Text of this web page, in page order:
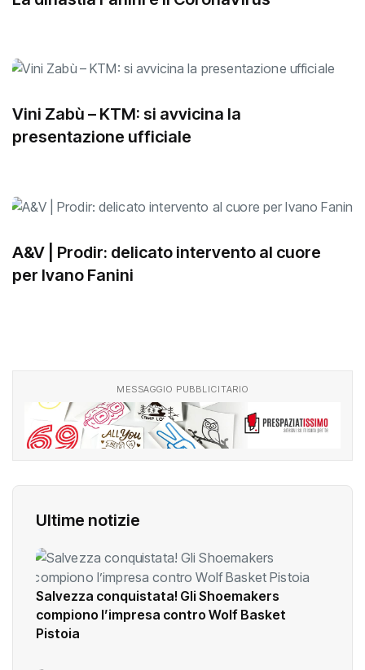
Vini Zabù – KTM: si avvicina la
presentazione ufficiale
A&V | Prodir: delicato intervento al cuore
per Ivano Fanini
MESSAGGIO PUBBLICITARIO
Ultime notizie
Salvezza conquistata! Gli Shoemakers
compiono l’impresa contro Wolf Basket
Pistoia